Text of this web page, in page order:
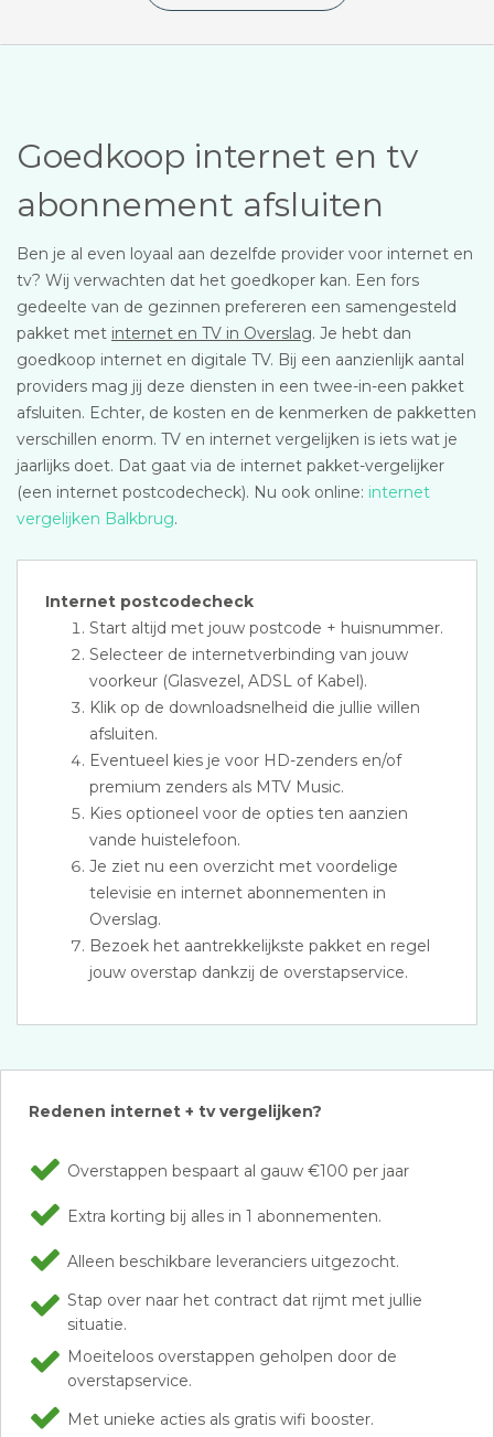
Goedkoop internet en tv
abonnement afsluiten
Ben je al even loyaal aan dezelfde provider voor internet en
tv? Wij verwachten dat het goedkoper kan. Een fors
gedeelte van de gezinnen prefereren een samengesteld
pakket met internet en TV in Overslag. Je hebt dan
goedkoop internet en digitale TV. Bij een aanzienlijk aantal
providers mag jij deze diensten in een twee-in-een pakket
afsluiten. Echter, de kosten en de kenmerken de pakketten
verschillen enorm. TV en internet vergelijken is iets wat je
jaarlijks doet. Dat gaat via de internet pakket-vergelijker
(een internet postcodecheck). Nu ook online: internet
vergelijken Balkbrug.
Internet postcodecheck
Start altijd met jouw postcode + huisnummer.
Selecteer de internetverbinding van jouw
voorkeur (Glasvezel, ADSL of Kabel).
Klik op de downloadsnelheid die jullie willen
afsluiten.
Eventueel kies je voor HD-zenders en/of
premium zenders als MTV Music.
Kies optioneel voor de opties ten aanzien
vande huistelefoon.
Je ziet nu een overzicht met voordelige
televisie en internet abonnementen in
Overslag.
Bezoek het aantrekkelijkste pakket en regel
jouw overstap dankzij de overstapservice.
Redenen internet + tv vergelijken?
Overstappen bespaart al gauw €100 per jaar
Extra korting bij alles in 1 abonnementen.
Alleen beschikbare leveranciers uitgezocht.
Stap over naar het contract dat rijmt met jullie
situatie.
Moeiteloos overstappen geholpen door de
overstapservice.
Met unieke acties als gratis wifi booster.